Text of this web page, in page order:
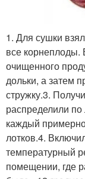
1. Для сушки
все корнеплоды.
очищенного
дольки, а затем
стружку.3.
распределили
каждый
лотков.4.
температурный
помещении, где